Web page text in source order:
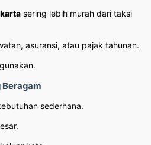
sering lebih murah dari taksi
asuransi, atau pajak tahunan.
Beragam
sederhana.